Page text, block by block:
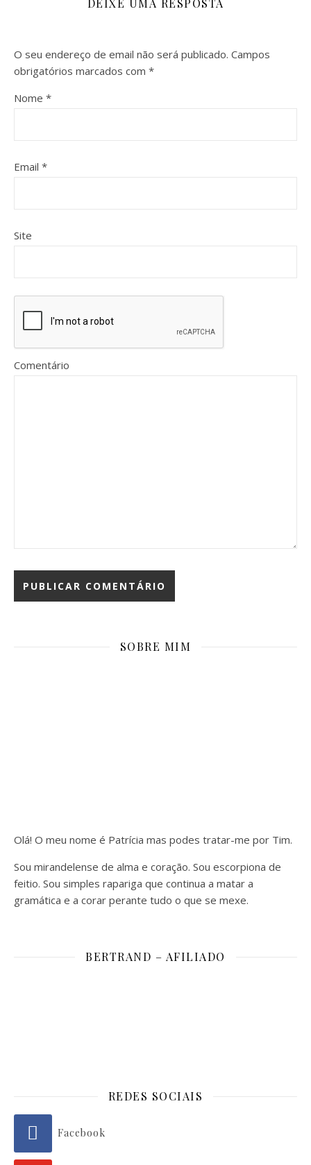
DEIXE UMA RESPOSTA
O seu endereço de email não será publicado. Campos
obrigatórios marcados com *
Nome *
Email *
Site
Comentário
SOBRE MIM
Olá! O meu nome é Patrícia mas podes tratar-me por Tim.
Sou mirandelense de alma e coração. Sou escorpiona de
feitio. Sou simples rapariga que continua a matar a
gramática e a corar perante tudo o que se mexe.
BERTRAND – AFILIADO
REDES SOCIAIS
Facebook